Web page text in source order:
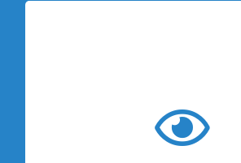
Premier profil d’acheteur des
territoriales avec plus de 70 000